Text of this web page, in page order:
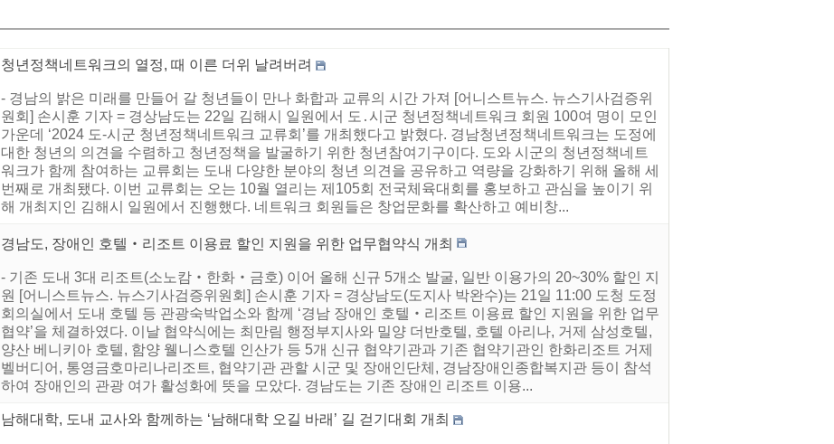
청년정책네트워크의 열정, 때 이른 더위 날려버려
- 경남의 밝은 미래를 만들어 갈 청년들이 만나 화합과 교류의 시간 가져 [어니스트뉴스. 뉴스기사검증위
원회] 손시훈 기자 = 경상남도는 22일 김해시 일원에서 도․시군 청년정책네트워크 회원 100여 명이 모인
가운데 ‘2024 도-시군 청년정책네트워크 교류회’를 개최했다고 밝혔다. 경남청년정책네트워크는 도정에
대한 청년의 의견을 수렴하고 청년정책을 발굴하기 위한 청년참여기구이다. 도와 시군의 청년정책네트
워크가 함께 참여하는 교류회는 도내 다양한 분야의 청년 의견을 공유하고 역량을 강화하기 위해 올해 세
번째로 개최됐다. 이번 교류회는 오는 10월 열리는 제105회 전국체육대회를 홍보하고 관심을 높이기 위
해 개최지인 김해시 일원에서 진행했다. 네트워크 회원들은 창업문화를 확산하고 예비창...
경남도, 장애인 호텔‧리조트 이용료 할인 지원을 위한 업무협약식 개최
- 기존 도내 3대 리조트(소노캄‧한화‧금호) 이어 올해 신규 5개소 발굴, 일반 이용가의 20~30% 할인 지
원 [어니스트뉴스. 뉴스기사검증위원회] 손시훈 기자 = 경상남도(도지사 박완수)는 21일 11:00 도청 도정
회의실에서 도내 호텔 등 관광숙박업소와 함께 ‘경남 장애인 호텔‧리조트 이용료 할인 지원을 위한 업무
협약’을 체결하였다. 이날 협약식에는 최만림 행정부지사와 밀양 더반호텔, 호텔 아리나, 거제 삼성호텔,
양산 베니키아 호텔, 함양 웰니스호텔 인산가 등 5개 신규 협약기관과 기존 협약기관인 한화리조트 거제
벨버디어, 통영금호마리나리조트, 협약기관 관할 시군 및 장애인단체, 경남장애인종합복지관 등이 참석
하여 장애인의 관광 여가 활성화에 뜻을 모았다. 경남도는 기존 장애인 리조트 이용...
남해대학, 도내 교사와 함께하는 ‘남해대학 오길 바래’ 길 걷기대회 개최